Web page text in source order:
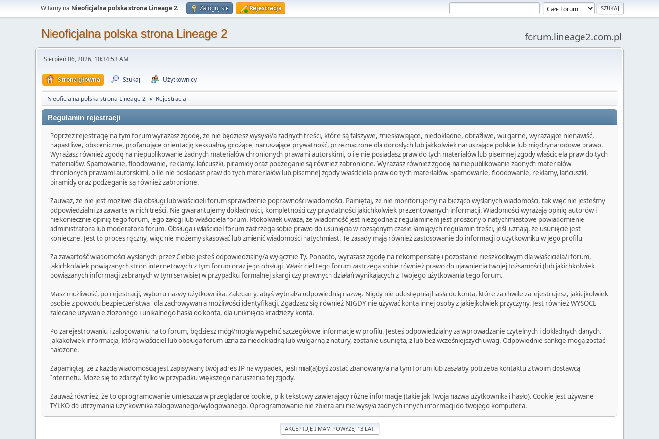
Witamy na Nieoficjalna polska strona Lineage 2. Zaloguj się Rejestracja
Nieoficjalna polska strona Lineage 2 forum.lineage2.com.pl
Sierpień 06, 2026, 10:34:53 AM
Strona główna Szukaj Użytkownicy
Nieoficjalna polska strona Lineage 2 ► Rejestracja
Regulamin rejestracji
Poprzez rejestrację na tym forum wyrażasz zgodę, że nie będziesz wysyłał/a żadnych treści, które są fałszywe, zniesławiające, niedokładne, obraźliwe, wulgarne, wyrażające nienawiść,
napastliwe, obsceniczne, profanujące orientację seksualną, grożące, naruszające prywatność, przeznaczone dla dorosłych lub jakkolwiek naruszające polskie lub międzynarodowe prawo.
Wyrażasz również zgodę na niepublikowanie żadnych materiałów chronionych prawami autorskimi, o ile nie posiadasz praw do tych materiałów lub pisemnej zgody właściciela praw do tych
materiałów. Spamowanie, floodowanie, reklamy, łańcuszki, piramidy oraz podżeganie są również zabronione. Wyrażasz również zgodę na niepublikowanie żadnych materiałów
chronionych prawami autorskimi, o ile nie posiadasz praw do tych materiałów lub pisemnej zgody właściciela praw do tych materiałów. Spamowanie, floodowanie, reklamy, łańcuszki,
piramidy oraz podżeganie są również zabronione.
Zauważ, że nie jest możliwe dla obsługi lub właścicieli forum sprawdzenie poprawności wiadomości. Pamiętaj, że nie monitorujemy na bieżąco wysłanych wiadomości, tak więc nie jesteśmy
odpowiedzialni za zawarte w nich treści. Nie gwarantujemy dokładności, kompletności czy przydatności jakichkolwiek prezentowanych informacji. Wiadomości wyrażają opinię autorów i
niekoniecznie opinię tego forum, jego załogi lub właściciela forum. Ktokolwiek uważa, że wiadomość jest niezgodna z regulaminem jest proszony o natychmiastowe powiadomienie
administratora lub moderatora forum. Obsługa i właściciel forum zastrzega sobie prawo do usunięcia w rozsądnym czasie łamiących regulamin treści, jeśli uznają, że usunięcie jest
konieczne. Jest to proces ręczny, więc nie możemy skasować lub zmienić wiadomości natychmiast. Te zasady mają również zastosowanie do informacji o użytkowniku w jego profilu.
Za zawartość wiadomości wysłanych przez Ciebie jesteś odpowiedzialny/a wyłącznie Ty. Ponadto, wyrażasz zgodę na rekompensatę i pozostanie nieszkodliwym dla właściciela/i forum,
jakichkolwiek powiązanych stron internetowych z tym forum oraz jego obsługi. Właściciel tego forum zastrzega sobie również prawo do ujawnienia twojej tożsamości (lub jakichkolwiek
powiązanych informacji zebranych w tym serwisie) w przypadku formalnej skargi czy prawnych działań wynikających z Twojego użytkowania tego forum.
Masz możliwość, po rejestracji, wyboru nazwy użytkownika. Zalecamy, abyś wybrał/a odpowiednią nazwę. Nigdy nie udostępniaj hasła do konta, które za chwile zarejestrujesz, jakiejkolwiek
osobie z powodu bezpieczeństwa i dla zachowywania możliwości identyfikacji. Zgadzasz się również NIGDY nie używać konta innej osoby z jakiejkolwiek przyczyny. Jest również WYSOCE
zalecane używanie złożonego i unikalnego hasła do konta, dla uniknięcia kradzieży konta.
Po zarejestrowaniu i zalogowaniu na to forum, będziesz mógł/mogła wypełnić szczegółowe informacje w profilu. Jesteś odpowiedzialny za wprowadzanie czytelnych i dokładnych danych.
Jakakolwiek informacja, którą właściciel lub obsługa forum uzna za niedokładną lub wulgarną z natury, zostanie usunięta, z lub bez wcześniejszych uwag. Odpowiednie sankcje mogą zostać
nałożone.
Zapamiętaj, że z każdą wiadomością jest zapisywany twój adres IP na wypadek, jeśli miał(a)byś zostać zbanowany/a na tym forum lub zaszłaby potrzeba kontaktu z twoim dostawcą
Internetu. Może się to zdarzyć tylko w przypadku większego naruszenia tej zgody.
Zauważ również, że to oprogramowanie umieszcza w przeglądarce cookie, plik tekstowy zawierający różne informacje (takie jak Twoja nazwa użytkownika i hasło). Cookie jest używane
TYLKO do utrzymania użytkownika zalogowanego/wylogowanego. Oprogramowanie nie zbiera ani nie wysyła żadnych innych informacji do twojego komputera.